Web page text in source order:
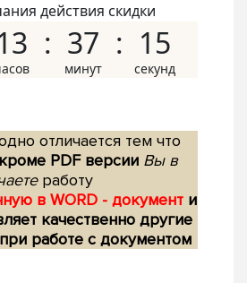
действия скидки
37 14
отличается тем что
кроме PDF версии Вы в
работу
в WORD - документ и
качественно другие
работе с документом